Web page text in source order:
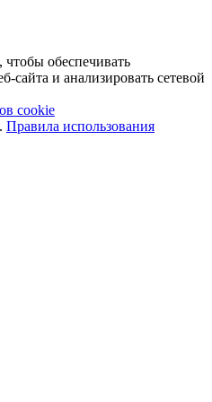
обеспечивать
сайта и анализировать сетевой
cookie
Правила использования